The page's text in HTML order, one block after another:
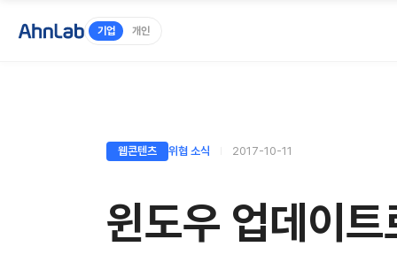
기업 개인
웹콘텐츠 위협 소식 2017-10-11
윈도우 업데이